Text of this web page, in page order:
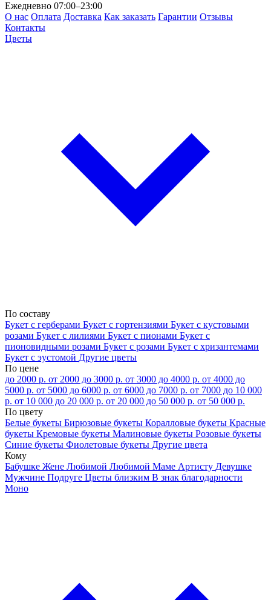
Ежедневно 07:00–23:00
О нас Оплата Доставка Как заказать Гарантии Отзывы
Контакты
Цветы
По составу
Букет с герберами Букет с гортензиями Букет с кустовыми
розами Букет с лилиями Букет с пионами Букет с
пионовидными розами Букет с розами Букет с хризантемами
Букет с эустомой Другие цветы
По цене
до 2000 р. от 2000 до 3000 р. от 3000 до 4000 р. от 4000 до
5000 р. от 5000 до 6000 р. от 6000 до 7000 р. от 7000 до 10 000
р. от 10 000 до 20 000 р. от 20 000 до 50 000 р. от 50 000 р.
По цвету
Белые букеты Бирюзовые букеты Коралловые букеты Красные
букеты Кремовые букеты Малиновые букеты Розовые букеты
Синие букеты Фиолетовые букеты Другие цвета
Кому
Бабушке Жене Любимой Любимой Маме Артисту Девушке
Мужчине Подруге Цветы близким В знак благодарности
Моно